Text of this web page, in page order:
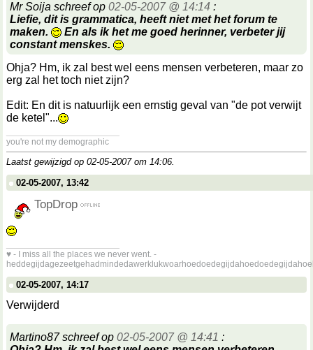
Mr Soija schreef op 02-05-2007 @ 14:14 :
Liefie, dit is grammatica, heeft niet met het forum te
maken.
En als ik het me goed herinner, verbeter jij
constant menskes.
Ohja? Hm, ik zal best wel eens mensen verbeteren, maar zo
erg zal het toch niet zijn?
Edit: En dit is natuurlijk een ernstig geval van "de pot verwijt
de ketel"...
you're not my demographic
Laatst gewijzigd op 02-05-2007 om 14:06.
02-05-2007, 13:42
TopDrop
♥ - I miss all the places we never went. -
02-05-2007, 14:17
Verwijderd
Martino87 schreef op 02-05-2007 @ 14:41 :